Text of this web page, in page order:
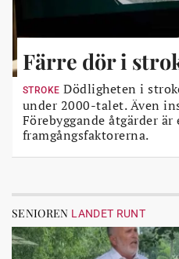
Färre dör i
STROKE Dödligheten i
under 2000-talet. Även
Förebyggande åtgärder är
framgångsfaktorerna.
SENIOREN LANDET RUNT